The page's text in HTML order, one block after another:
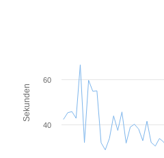
Sekunden
40
60